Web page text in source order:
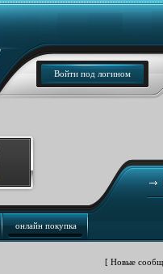
Войти под логином
онлайн покупка
[ Новые